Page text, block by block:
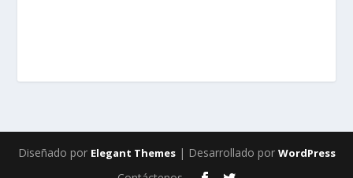
Diseñado por Elegant Themes| Desarrollado por WordPress